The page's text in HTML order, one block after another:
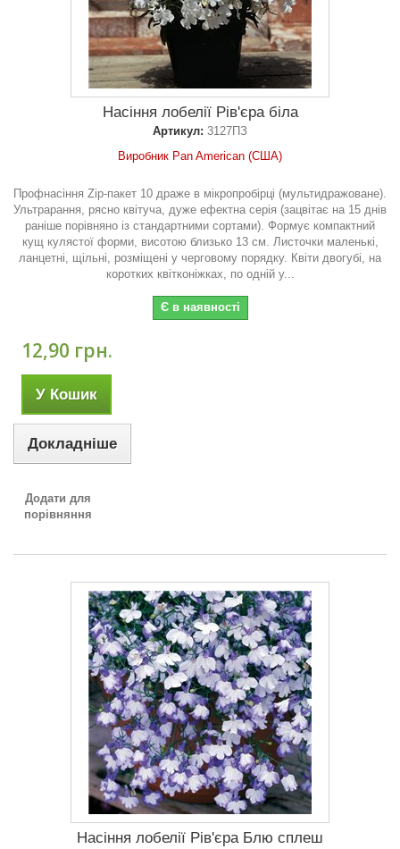
Насіння лобелії Рів'єра біла
Артикул: 3127ПЗ
Виробник Pan American (США)
Профнасіння Zip-пакет 10 драже в мікропробірці (мультидражоване).
Ультрарання, рясно квітуча, дуже ефектна серія (зацвітає на 15 днів
раніше порівняно із стандартними сортами). Формує компактний
кущ кулястої форми, висотою близько 13 см. Листочки маленькі,
ланцетні, щільні, розміщені у черговому порядку. Квіти двогубі, на
коротких квітконіжках, по одній у...
Є в наявності
12,90 грн.
У Кошик
Докладніше
Додати для
порівняння
Насіння лобелії Рів'єра Блю сплеш